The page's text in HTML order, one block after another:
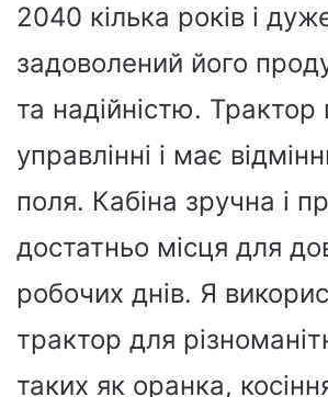
2040 кілька років і
задоволений його
та надійністю.
управлінні і має
поля. Кабіна зручна і
достатньо місця для
робочих днів. Я
трактор для
таких як оранка,